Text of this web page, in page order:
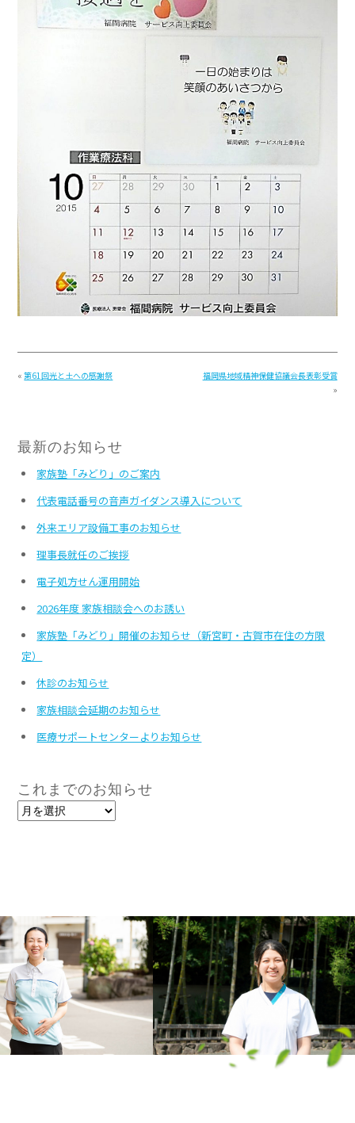
«第61回光と土への感謝祭
福岡県地域精神保健協議会長表彰受賞
»
最新のお知らせ
家族塾「みどり」のご案内
代表電話番号の音声ガイダンス導入について
外来エリア設備工事のお知らせ
理事長就任のご挨拶
電子処方せん運用開始
2026年度 家族相談会へのお誘い
家族塾「みどり」開催のお知らせ（新宮町・古賀市在住の方限
定）
休診のお知らせ
家族相談会延期のお知らせ
医療サポートセンターよりお知らせ
これまでのお知らせ